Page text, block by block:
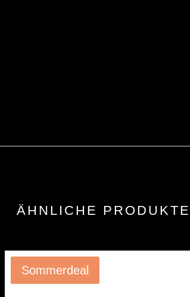
ÄHNLICHE PRODUKTE
Angebot!
Sommerdeal